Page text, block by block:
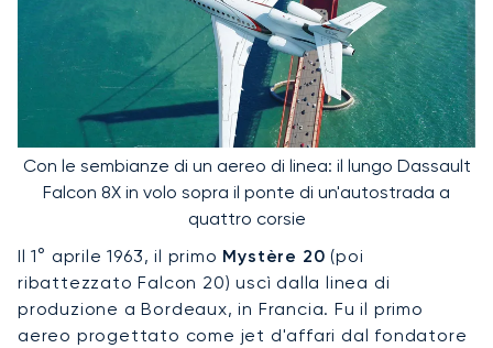
Con le sembianze di un aereo di linea: il lungo Dassault
Falcon 8X in volo sopra il ponte di un'autostrada a
quattro corsie
Il 1° aprile 1963, il primo Mystère 20 (poi
ribattezzato Falcon 20) uscì dalla linea di
produzione a Bordeaux, in Francia. Fu il primo
aereo progettato come jet d'affari dal fondatore